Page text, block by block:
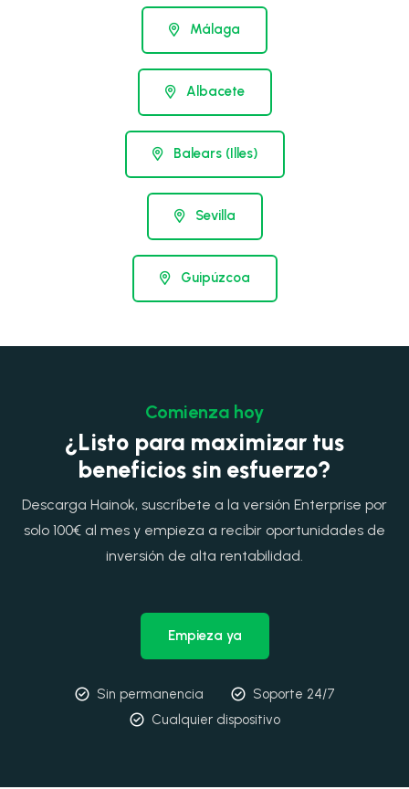
Málaga
Albacete
Balears (Illes)
Sevilla
Guipúzcoa
Comienza hoy
¿Listo para maximizar tus
beneficios sin esfuerzo?
Descarga Hainok, suscríbete a la versión Enterprise por
solo 100€ al mes y empieza a recibir oportunidades de
inversión de alta rentabilidad.
Empieza ya
Sin permanencia
Soporte 24/7
Cualquier dispositivo